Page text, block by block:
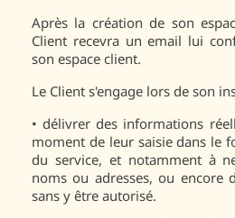
Après la création de son
Client recevra un email lui
son espace client.
Le Client s'engage lors de son
• délivrer des informations
moment de leur saisie dans le
du service, et notamment à
noms ou adresses, ou encore
sans y être autorisé.